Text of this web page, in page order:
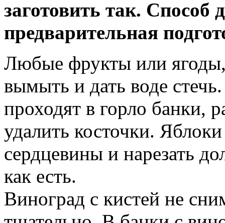
заготовить так. Способ
предварительная
Любые фрукты или ягоды,
вымыть и дать воде
проходят в горло банки,
удалить косточки.
сердцевины и нарезать
как есть.
Виноград с кистей не